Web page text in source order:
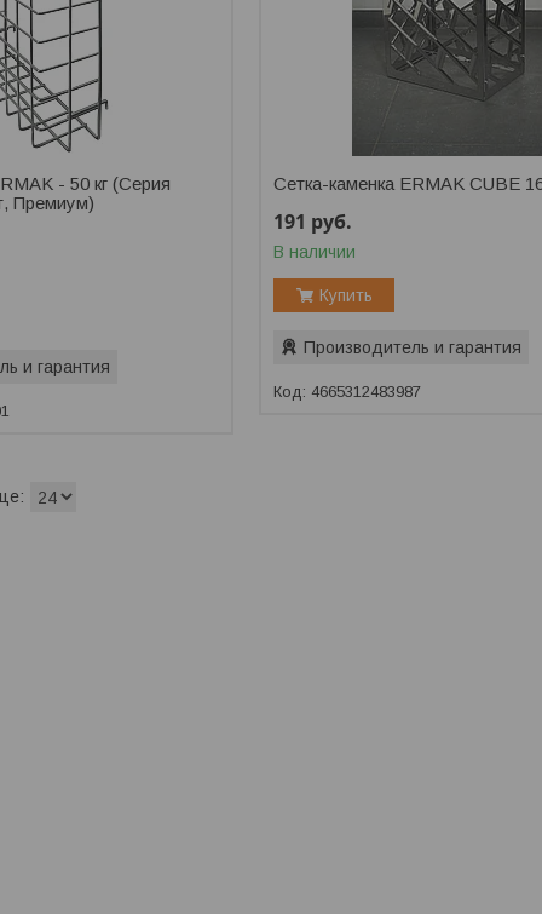
- 50 кг (Серия
Премиум)
и гарантия
Сетка-каменка ERMAK CUBE
191 руб.
В наличии
Купить
Производитель и гарантия
4665312483987